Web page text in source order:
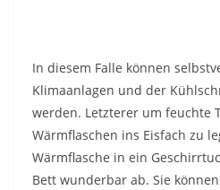
In diesem Falle können
Klimaanlagen und der
werden. Letzterer um feuchte
Wärmflaschen ins Eisfach zu
Wärmflasche in ein
Bett wunderbar ab. Sie